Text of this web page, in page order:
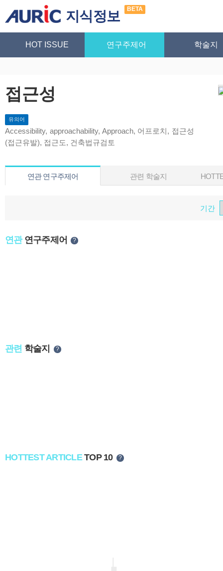
지식정보 BETA
HOT ISSUE 연구주제어 학술지
접근성
유의어
Accessibility, approachability, Approach, 어프로치, 접근성
(접근유발), 접근도, 건축법규검토
연관 연구주제어 관련 학술지
기간
연관연구주제어 ?
관련 학술지 ?
HOTTEST ARTICLETOP 10 ?